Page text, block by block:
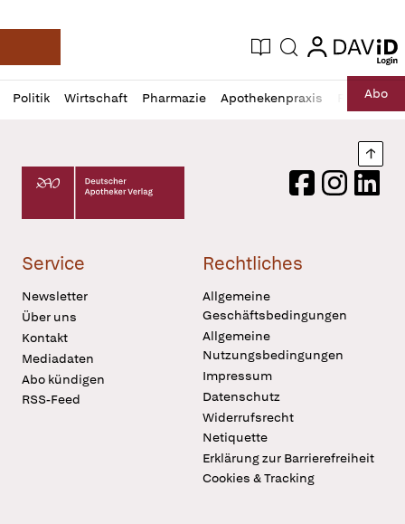
Deutsche Apotheker Zeitung
Aktuelle Ausgabe
Suche login
login
Politik Wirtschaft Pharmazie Apothekenpraxis RechtAbo
Profil
öffnen
Daz
Pur
Deutscher Apotheker Verlag Logo
FacebookInstagram
Service
Newsletter
Über uns
Kontakt
Mediadaten
Abo kündigen
RSS-Feed
Rechtliches
Allgemeine
Geschäftsbedingungen
Allgemeine
Nutzungsbedingungen
Impressum
Datenschutz
Widerrufsrecht
Netiquette
Erklärung zur Barrierefreiheit
Cookies & Tracking